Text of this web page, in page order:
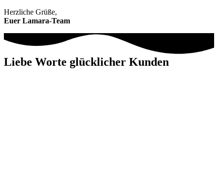
Herzliche Grüße,
Euer Lamara-Team
Liebe Worte glücklicher Kunden